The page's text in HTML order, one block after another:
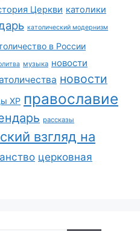
Церкви католики
католический модернизм
в России
музыка новости
новости
ХР православие
рассказы
взгляд на
церковная